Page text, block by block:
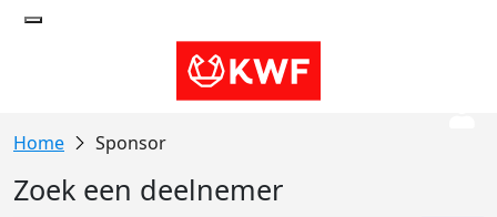
Sponsor
Zoek een deelnemer